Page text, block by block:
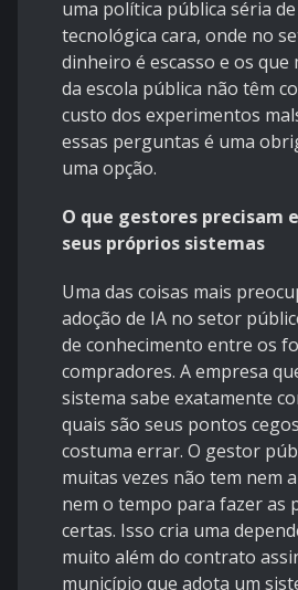
uma política pública séria
tecnológica cara, onde no
dinheiro é escasso e os que
da escola pública não têm
custo dos experimentos
essas perguntas é uma
uma opção.
O que gestores precisam
seus próprios sistemas
Uma das coisas mais
adoção de IA no setor
de conhecimento entre os
compradores. A empresa
sistema sabe exatamente
quais são seus pontos
costuma errar. O gestor
muitas vezes não tem nem
nem o tempo para fazer as
certas. Isso cria uma
muito além do contrato
município que adota um